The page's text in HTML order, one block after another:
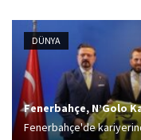
yönelik yürütülen
DÜNYA
Fenerbahçe, N’Golo
Fenerbahçe'de